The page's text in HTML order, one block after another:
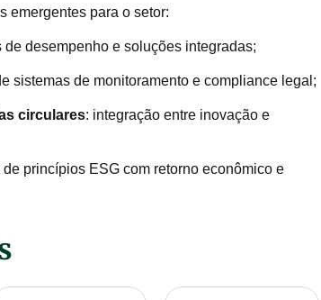
emergentes para o setor:
desempenho e soluções integradas;
sistemas de monitoramento e compliance legal;
circulares: integração entre inovação e
de princípios ESG com retorno econômico e